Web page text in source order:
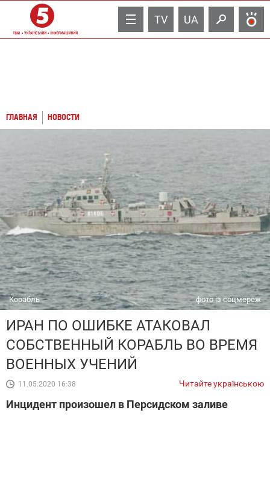
TV UA
ГЛАВНАЯ НОВОСТИ
Корабль фото із соцмереж
ИРАН ПО ОШИБКЕ АТАКОВАЛ
СОБСТВЕННЫЙ КОРАБЛЬ ВО ВРЕМЯ
ВОЕННЫХ УЧЕНИЙ
11.05.2020 16:38 Читайте українською
Инцидент произошел в Персидском заливе